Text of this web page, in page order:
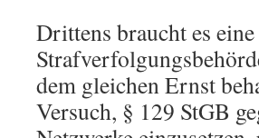
Drittens braucht es
dem gleichen Ernst
Versuch, § 129 StGB